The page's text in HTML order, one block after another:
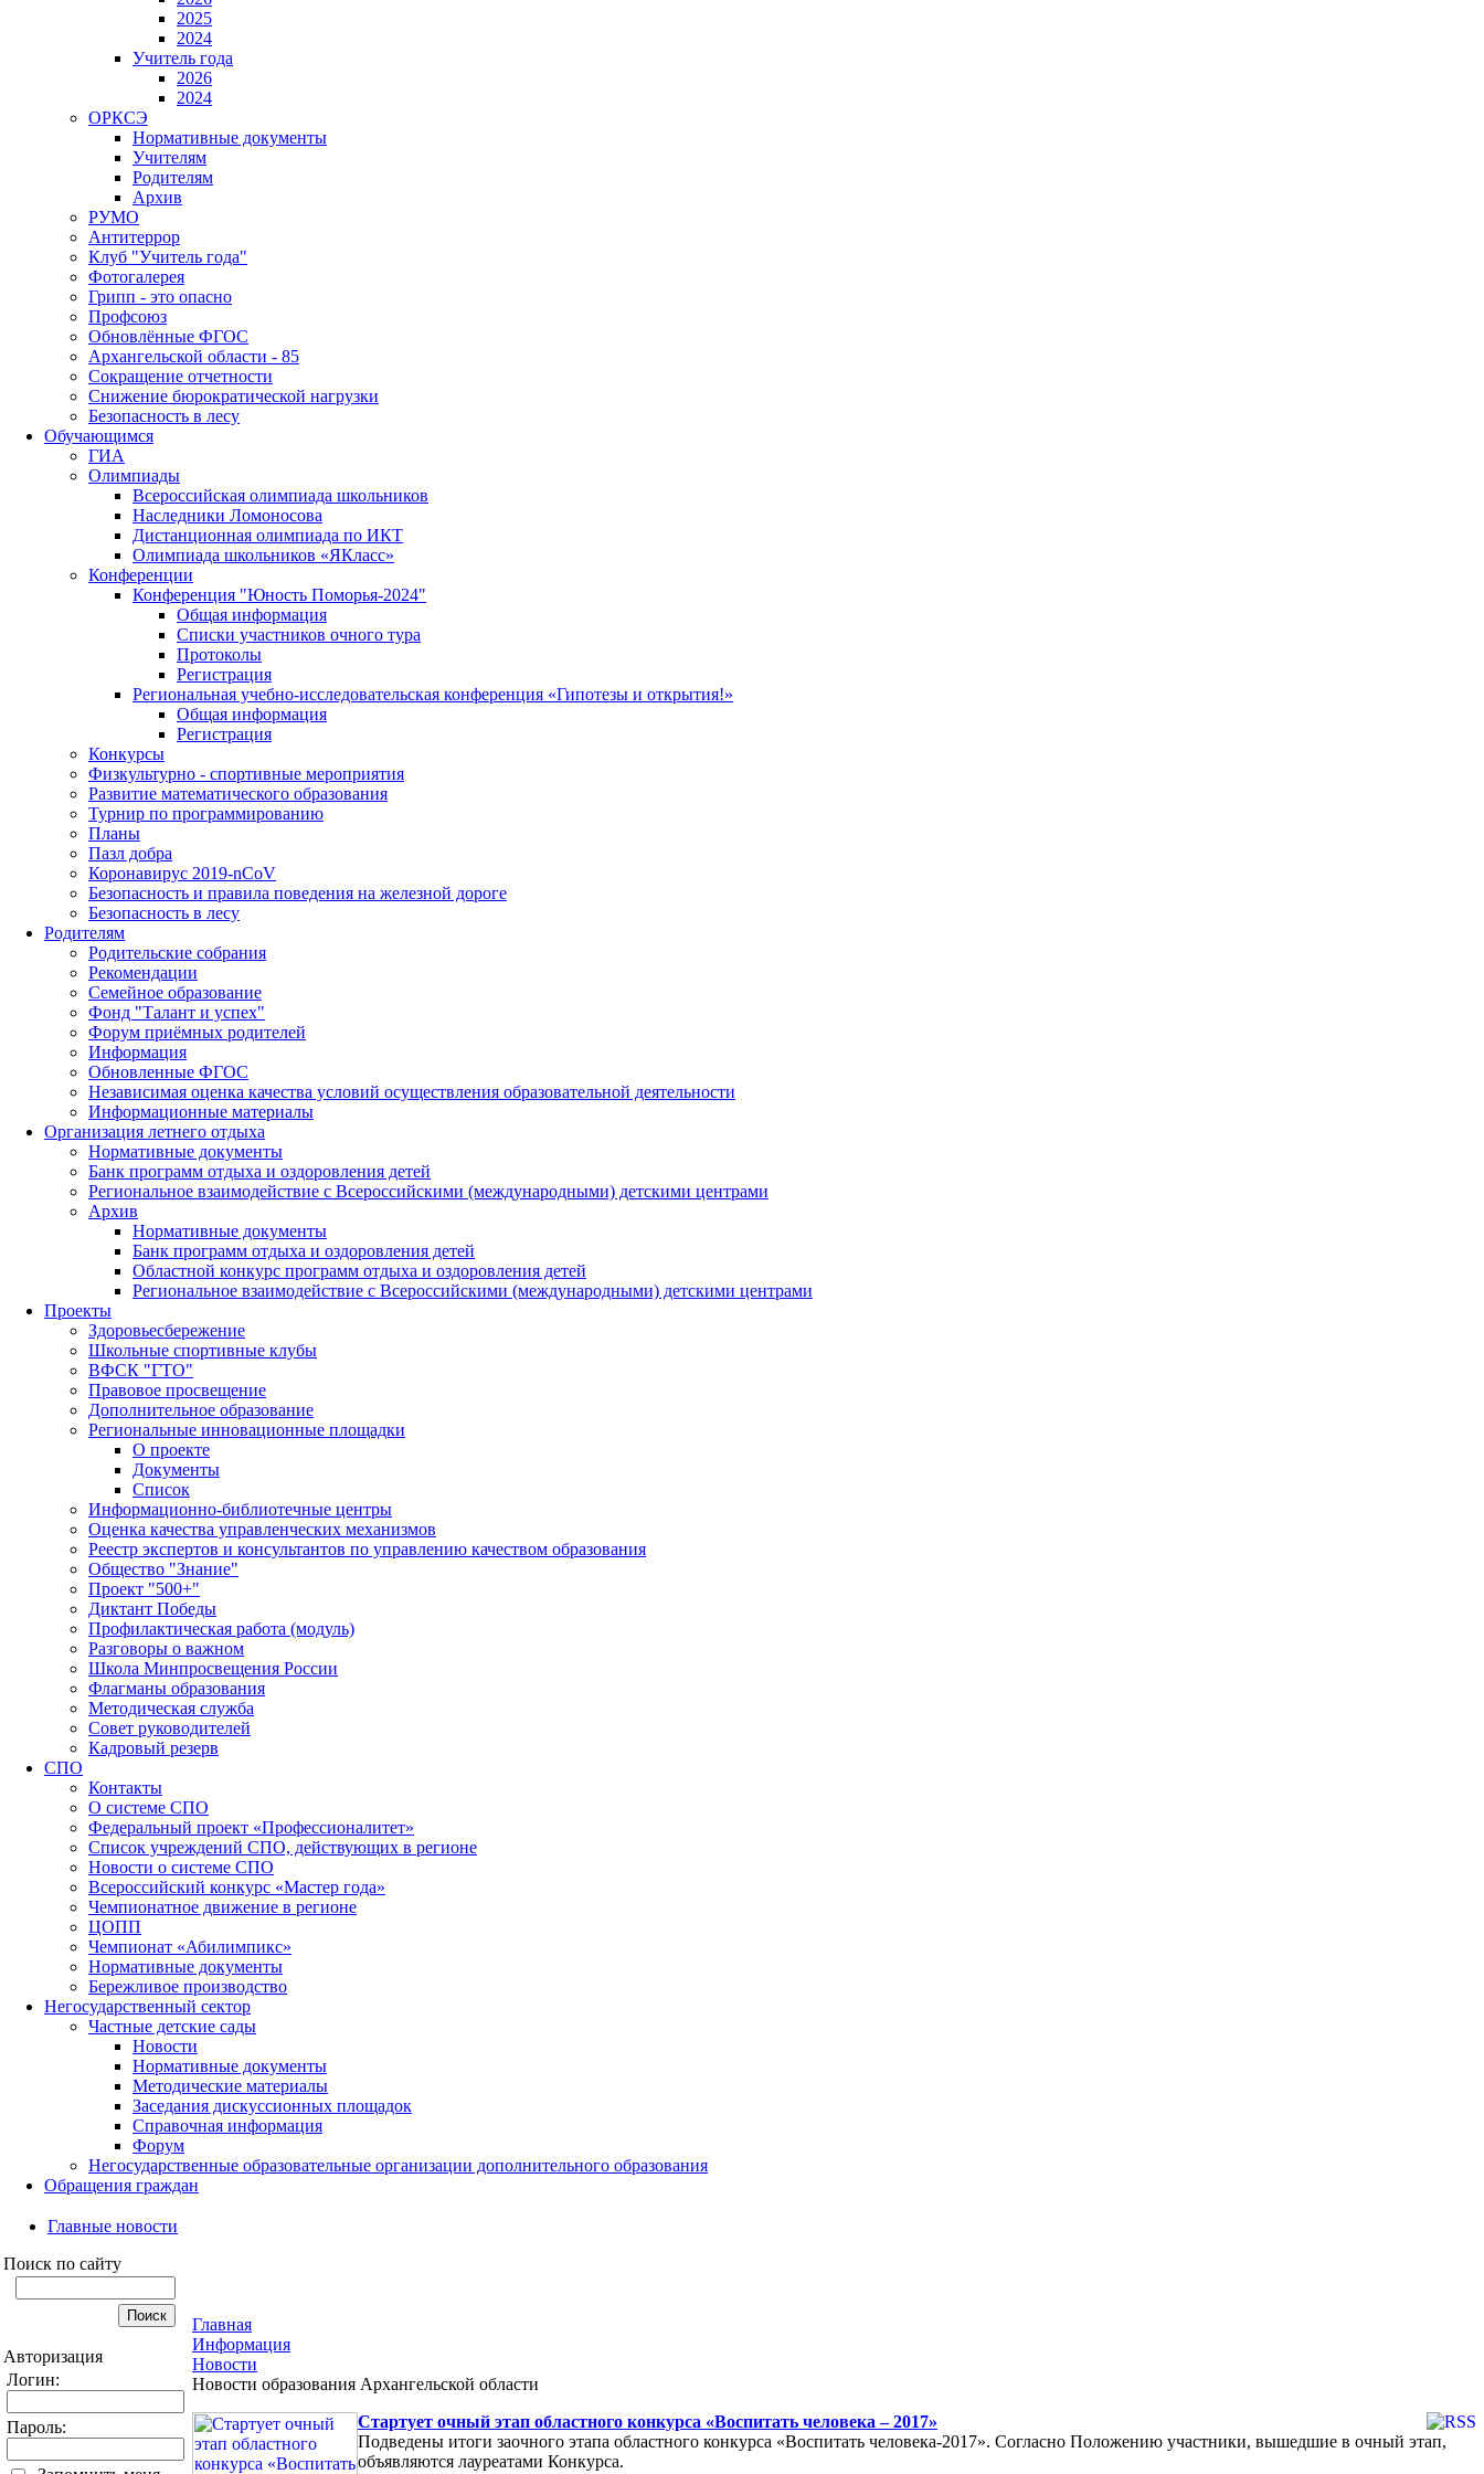
2025
2024
Учитель года
2026
2024
ОРКСЭ
Нормативные документы
Учителям
Родителям
Архив
РУМО
Антитеррор
Клуб "Учитель года"
Фотогалерея
Грипп - это опасно
Профсоюз
Обновлённые ФГОС
Архангельской области - 85
Сокращение отчетности
Снижение бюрократической нагрузки
Безопасность в лесу
Обучающимся
ГИА
Олимпиады
Всероссийская олимпиада школьников
Наследники Ломоносова
Дистанционная олимпиада по ИКТ
Олимпиада школьников «ЯКласс»
Конференции
Конференция "Юность Поморья-2024"
Общая информация
Списки участников очного тура
Протоколы
Регистрация
Региональная учебно-исследовательская конференция «Гипотезы и открытия!»
Общая информация
Регистрация
Конкурсы
Физкультурно - спортивные мероприятия
Развитие математического образования
Турнир по программированию
Планы
Пазл добра
Коронавирус 2019-nCoV
Безопасность и правила поведения на железной дороге
Безопасность в лесу
Родителям
Родительские собрания
Рекомендации
Семейное образование
Фонд "Талант и успех"
Форум приёмных родителей
Информация
Обновленные ФГОС
Независимая оценка качества условий осуществления образовательной деятельности
Информационные материалы
Организация летнего отдыха
Нормативные документы
Банк программ отдыха и оздоровления детей
Региональное взаимодействие с Всероссийскими (международными) детскими центрами
Архив
Нормативные документы
Банк программ отдыха и оздоровления детей
Областной конкурс программ отдыха и оздоровления детей
Региональное взаимодействие с Всероссийскими (международными) детскими центрами
Проекты
Здоровьесбережение
Школьные спортивные клубы
ВФСК "ГТО"
Правовое просвещение
Дополнительное образование
Региональные инновационные площадки
О проекте
Документы
Список
Информационно-библиотечные центры
Оценка качества управленческих механизмов
Реестр экспертов и консультантов по управлению качеством образования
Общество "Знание"
Проект "500+"
Диктант Победы
Профилактическая работа (модуль)
Разговоры о важном
Школа Минпросвещения России
Флагманы образования
Методическая служба
Совет руководителей
Кадровый резерв
СПО
Контакты
О системе СПО
Федеральный проект «Профессионалитет»
Список учреждений СПО, действующих в регионе
Новости о системе СПО
Всероссийский конкурс «Мастер года»
Чемпионатное движение в регионе
ЦОПП
Чемпионат «Абилимпикс»
Нормативные документы
Бережливое производство
Негосударственный сектор
Частные детские сады
Новости
Нормативные документы
Методические материалы
Заседания дискуссионных площадок
Справочная информация
Форум
Негосударственные образовательные организации дополнительного образования
Обращения граждан
Главные новости
Поиск по сайту
Авторизация
Логин:
Пароль:
Главная
Информация
Новости
Новости образования Архангельской области
Cтартует очный этап областного конкурса «Воспитать человека – 2017»
Подведены итоги заочного этапа областного конкурса «Воспитать человека-2017». Согласно Положению участники, вышедшие в очный этап,
объявляются лауреатами Конкурса.